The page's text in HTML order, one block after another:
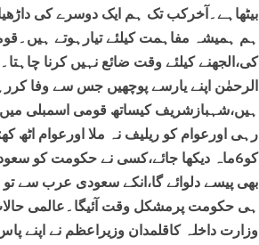
بیٹھاہے۔آخرکب تک ہم ایک دوسرے کی
ہم ہمیشہ مفاہمت کیلئے تیارہوتے
کی،الجھنے کیلئے وقت ضائع نہیں کرنا
الرحمٰن اپنے یارسے پوچھیں جس سے وفا
ہیں،شہبازشریف کیساتھ قومی اسمبلی
رہی اورعوام کو ریلیف نہ ملا اورعوام اٹھ
کو6ماہ دیکھا جائے،کسی نے حکومت کو
ہی حکومت پرمشکل وقت آئیگا۔عالمی
وزارت داخلہ کاقلمدان وزیراعظم نے اپنے